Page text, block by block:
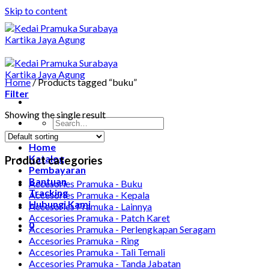
Skip to content
Home
Katalog
Pembayaran
Bantuan
Tracking
Hubungi Kami
0
Home/Products tagged “buku”
Filter
Showing the single result
Product categories
Accesories Pramuka - Buku
Accesories Pramuka - Kepala
Accesories Pramuka - Lainnya
Accesories Pramuka - Patch Karet
Accesories Pramuka - Perlengkapan Seragam
Accesories Pramuka - Ring
Accesories Pramuka - Tali Temali
Accesories Pramuka - Tanda Jabatan